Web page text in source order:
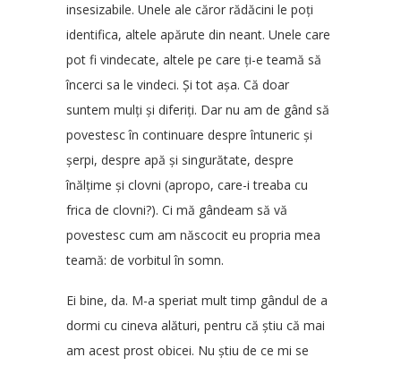
insesizabile. Unele ale căror rădăcini le poți
identifica, altele apărute din neant. Unele care
pot fi vindecate, altele pe care ți-e teamă să
încerci sa le vindeci. Și tot așa. Că doar
suntem mulți și diferiți. Dar nu am de gând să
povestesc în continuare despre întuneric și
șerpi, despre apă și singurătate, despre
înălțime și clovni (apropo, care-i treaba cu
frica de clovni?). Ci mă gândeam să vă
povestesc cum am născocit eu propria mea
teamă: de vorbitul în somn.
Ei bine, da. M-a speriat mult timp gândul de a
dormi cu cineva alături, pentru că știu că mai
am acest prost obicei. Nu știu de ce mi se